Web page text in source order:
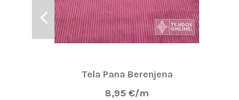
Tela Pana Berenjena
8,95 €/m